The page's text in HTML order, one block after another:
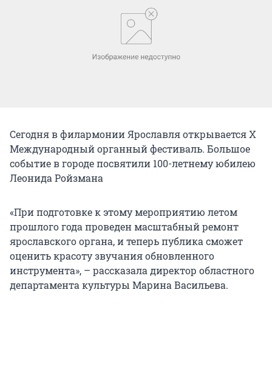
Сегодня в филармонии Ярославля открывается X
Международный органный фестиваль. Большое
событие в городе посвятили 100-летнему юбилею
Леонида Ройзмана
«При подготовке к этому мероприятию летом
прошлого года проведен масштабный ремонт
ярославского органа, и теперь публика сможет
оценить красоту звучания обновленного
инструмента», – рассказала директор областного
департамента культуры Марина Васильева.